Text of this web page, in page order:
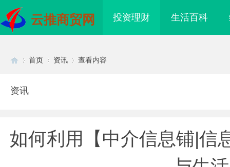
云推商贸网 投资理财 生活百科
首页 资讯 查看内容
资讯
如何利用【中介信息铺|信